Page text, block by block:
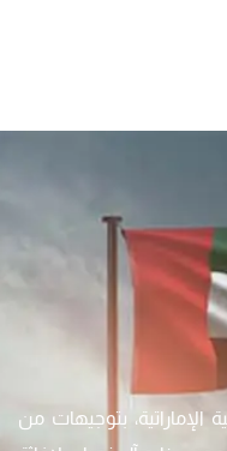
الإماراتية، بتوجيهات من